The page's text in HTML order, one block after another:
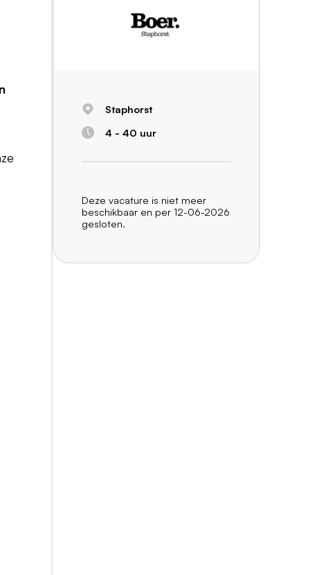
Staphorst
4 - 40 uur
Deze vacature is niet meer
beschikbaar en per 12-06-2026
gesloten.